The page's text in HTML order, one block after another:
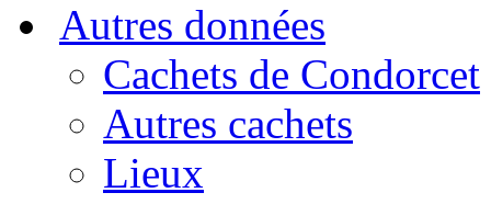
Autres données
Cachets de Condorcet
Autres cachets
Lieux